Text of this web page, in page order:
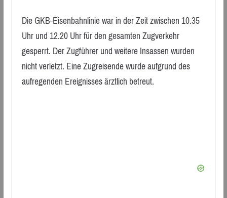
Die GKB-Eisenbahnlinie war in der Zeit zwischen 10.35
Uhr und 12.20 Uhr für den gesamten Zugverkehr
gesperrt. Der Zugführer und weitere Insassen wurden
nicht verletzt. Eine Zugreisende wurde aufgrund des
aufregenden Ereignisses ärztlich betreut.